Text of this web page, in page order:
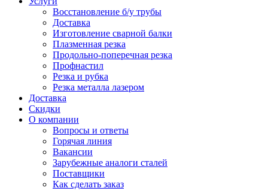
Восстановление б/у трубы
Доставка
Изготовление сварной балки
Плазменная резка
Продольно-поперечная резка
Профнастил
Резка и рубка
Резка металла лазером
Доставка
Скидки
О компании
Вопросы и ответы
Горячая линия
Вакансии
Зарубежные аналоги сталей
Поставщики
Как сделать заказ